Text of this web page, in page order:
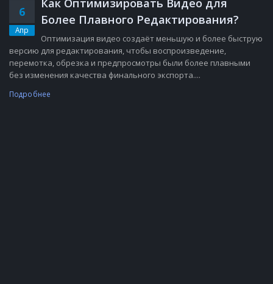
6
Апр
Как Оптимизировать Видео для
Более Плавного Редактирования?
Оптимизация видео создаёт меньшую и более быструю
версию для редактирования, чтобы воспроизведение,
перемотка, обрезка и предпросмотры были более плавными
без изменения качества финального экспорта....
Подробнее